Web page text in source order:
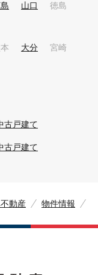
山口 徳島
大分 宮崎
古戸建て
古戸建て
動産 物件情報